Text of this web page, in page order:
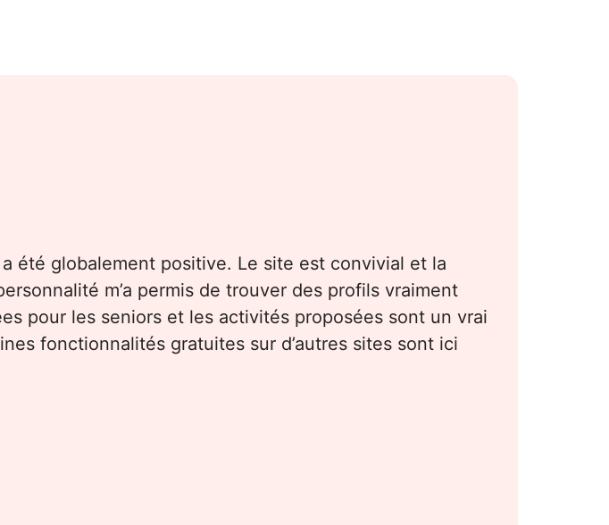
été globalement positive. Le site est convivial et la
m’a permis de trouver des profils vraiment
pour les seniors et les activités proposées sont un vrai
fonctionnalités gratuites sur d’autres sites sont ici